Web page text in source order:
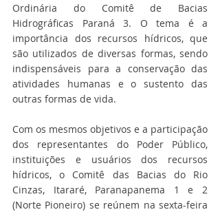
Ordinária do Comitê de Bacias
Hidrográficas Paraná 3. O tema é a
importância dos recursos hídricos, que
são utilizados de diversas formas, sendo
indispensáveis para a conservação das
atividades humanas e o sustento das
outras formas de vida.
Com os mesmos objetivos e a participação
dos representantes do Poder Público,
instituições e usuários dos recursos
hídricos, o Comitê das Bacias do Rio
Cinzas, Itararé, Paranapanema 1 e 2
(Norte Pioneiro) se reúnem na sexta-feira